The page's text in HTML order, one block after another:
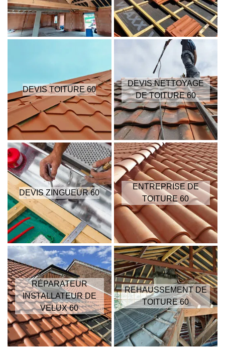
DEVIS TOITURE 60
DEVIS NETTOYAGE
DE TOITURE 60
DEVIS ZINGUEUR 60
ENTREPRISE DE
TOITURE 60
RÉPARATEUR
INSTALLATEUR DE
VELUX 60
REHAUSSEMENT DE
TOITURE 60